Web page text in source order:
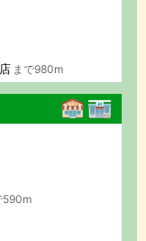
まで980m
590m